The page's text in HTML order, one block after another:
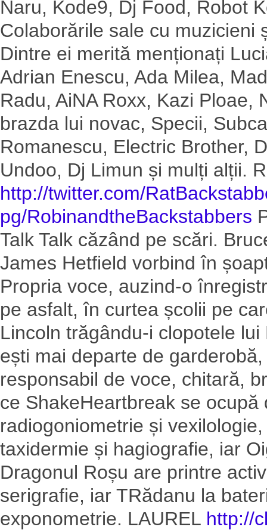
Naru, Kode9, Dj Food, Robot
Colaborările sale cu muzicieni
Dintre ei merită menționați
Adrian Enescu, Ada Milea,
Radu, AiNA Roxx, Kazi Ploae,
brazda lui novac, Specii,
Romanescu, Electric Brother,
Undoo, Dj Limun și mulți alții.
http://twitter.com/
pg/RobinandtheBackstabbers
Talk Talk căzând pe scări.
James Hetfield vorbind în
Propria voce, auzind-o
pe asfalt, în curtea școlii pe
Lincoln trăgându-i clopotele
ești mai departe de
responsabil de voce, chitară,
ce ShakeHeartbreak se
radiogoniometrie și
taxidermie și hagiografie, iar
Dragonul Roșu are printre
serigrafie, iar TRădanu la
exponometrie. LAUREL http://